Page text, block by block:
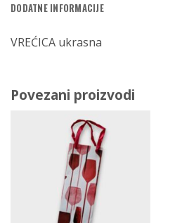
DODATNE INFORMACIJE
VREĆICA ukrasna
Povezani proizvodi